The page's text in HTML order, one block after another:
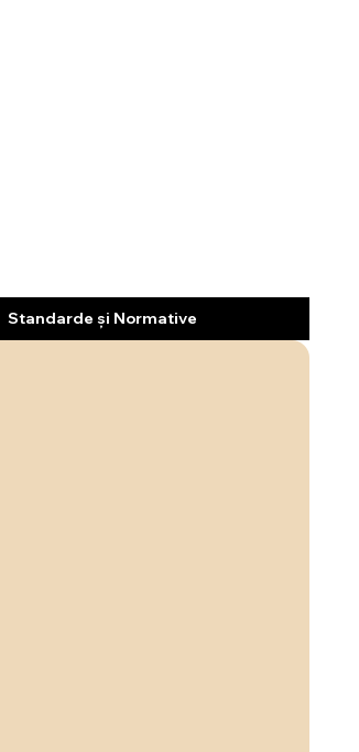
Standarde și Normative